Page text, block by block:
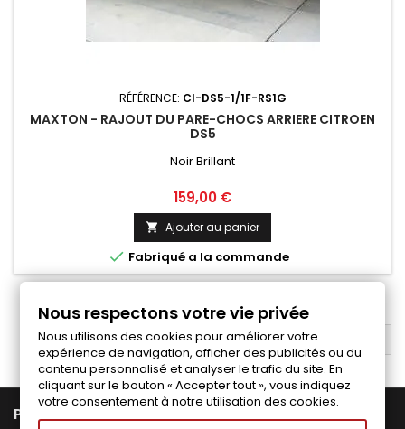
RÉFÉRENCE: CI-DS5-1/1F-RS1G
MAXTON - RAJOUT DU PARE-CHOCS ARRIERE CITROEN
DS5
Noir Brillant
Prix
159,00 €
 Ajouter au panier
 Fabriqué a la commande
Suivant
RETOUR EN HAUT
PRODUITS
Nous respectons votre vie privée
Nous utilisons des cookies pour améliorer votre
expérience de navigation, afficher des publicités ou du
contenu personnalisé et analyser le trafic du site. En
cliquant sur le bouton « Accepter tout », vous indiquez
votre consentement à notre utilisation des cookies.